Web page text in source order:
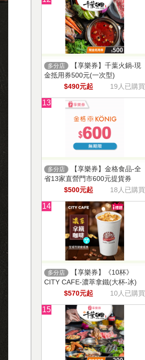
多分店
【享樂券】千葉火鍋-現
金抵用券500元(一次型)
$490元起
19人已購買
13
多分店
【享樂券】金格食品-全
省13家直營門市600元提貨券
$500元起
18人已購買
14
多分店
【享樂券】《10杯》
CITY CAFE-濃萃拿鐵(大杯-冰)
$570元起
10人已購買
15